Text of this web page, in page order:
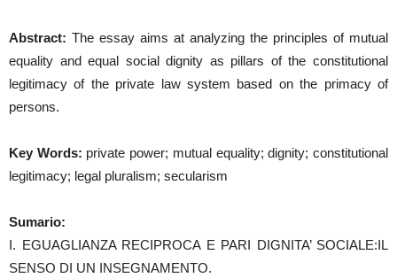
Abstract: The essay aims at analyzing the principles of mutual
equality and equal social dignity as pillars of the constitutional
legitimacy of the private law system based on the primacy of
persons.
Key Words: private power; mutual equality; dignity; constitutional
legitimacy; legal pluralism; secularism
Sumario:
I. EGUAGLIANZA RECIPROCA E PARI DIGNITA’ SOCIALE:IL
SENSO DI UN INSEGNAMENTO.